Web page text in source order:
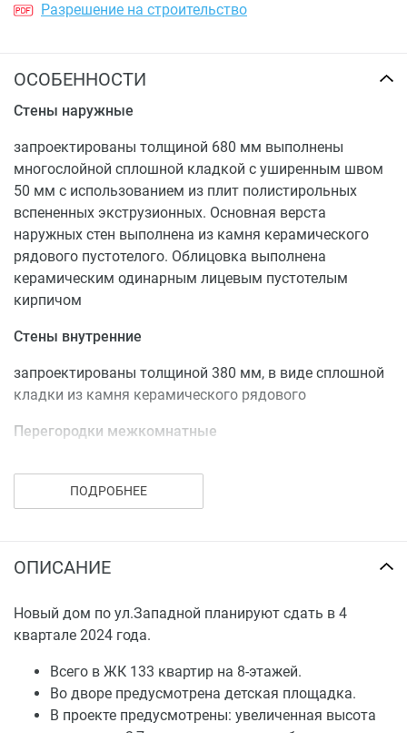
Разрешение на строительство
ОСОБЕННОСТИ
Стены наружные
запроектированы толщиной 680 мм выполнены
многослойной сплошной кладкой с уширенным швом
50 мм с использованием из плит полистирольных
вспененных экструзионных. Основная верста
наружных стен выполнена из камня керамического
рядового пустотелого. Облицовка выполнена
керамическим одинарным лицевым пустотелым
кирпичом
Стены внутренние
запроектированы толщиной 380 мм, в виде сплошной
кладки из камня керамического рядового
Перегородки межкомнатные
80 мм, 100 мм (сан. узлы)
совмещенная, плоская, с организованным внутренним
Межэтажные перекрытия
Класс энергетической эффективности
ПОДРОБНЕЕ
ОПИСАНИЕ
Новый дом по ул.Западной планируют сдать в 4
квартале 2024 года.
Всего в ЖК 133 квартир на 8-этажей.
Во дворе предусмотрена детская площадка.
В проекте предусмотрены: увеличенная высота